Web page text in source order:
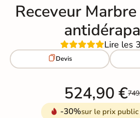
Receveur
Lire les
Devis
524,90 €
-30%sur le prix